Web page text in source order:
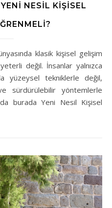
NESIL KIŞISEL
değil. İnsanlar yalnızca
yüzeysel tekniklerle değil,
sürdürülebilir yöntemlerle
burada Yeni Nesil Kişisel